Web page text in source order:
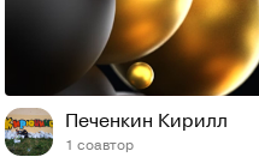
Печенкин Кирилл
1 соавтор